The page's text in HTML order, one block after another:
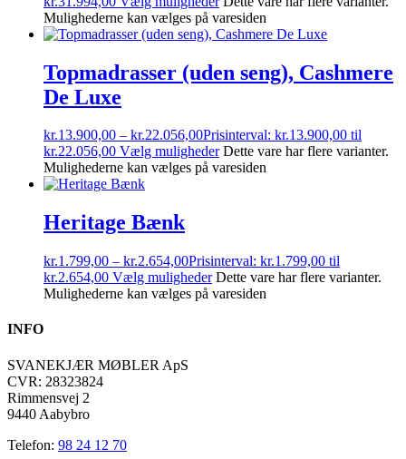
Mulighederne kan vælges på varesiden
Topmadrasser (uden seng), Cashmere
De Luxe
kr.13.900,00 – kr.22.056,00Prisinterval: kr.13.900,00 til
kr.22.056,00 Vælg muligheder Dette vare har flere varianter.
Mulighederne kan vælges på varesiden
Heritage Bænk
kr.1.799,00 – kr.2.654,00Prisinterval: kr.1.799,00 til
kr.2.654,00 Vælg muligheder Dette vare har flere varianter.
Mulighederne kan vælges på varesiden
INFO
SVANEKJÆR MØBLER ApS
CVR: 28323824
Rimmensvej 2
9440 Aabybro
Telefon: 98 24 12 70